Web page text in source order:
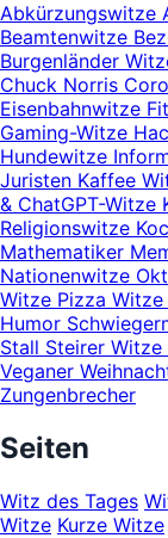
Abkürzungswitze
Beamtenwitze
Burgenländer
Chuck Norris
Eisenbahnwitze
Gaming-Witze
Hundewitze
Juristen Kaffee
& ChatGPT-Witze
Religionswitze
Mathematiker
Nationenwitze
Witze Pizza Witze
Humor
Stall Steirer Witze
Veganer
Zungenbrecher
Seiten
Witz des Tages
Witze Kurze Witze